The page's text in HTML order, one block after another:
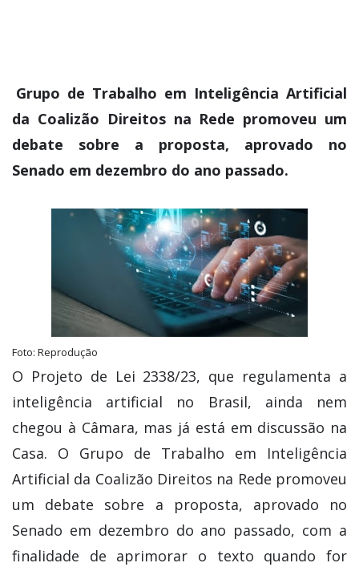
Grupo de Trabalho em Inteligência Artificial
da Coalizão Direitos na Rede promoveu um
debate sobre a proposta, aprovado no
Senado em dezembro do ano passado.
Foto: Reprodução
O Projeto de Lei 2338/23, que regulamenta a
inteligência artificial no Brasil, ainda nem
chegou à Câmara, mas já está em discussão na
Casa. O Grupo de Trabalho em Inteligência
Artificial da Coalizão Direitos na Rede promoveu
um debate sobre a proposta, aprovado no
Senado em dezembro do ano passado, com a
finalidade de aprimorar o texto quando for